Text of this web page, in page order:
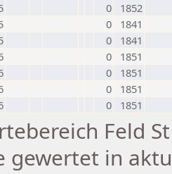
0
1852
0
1841
0
1841
0
1851
0
1851
0
1851
0 1851
Feld
gewertet in